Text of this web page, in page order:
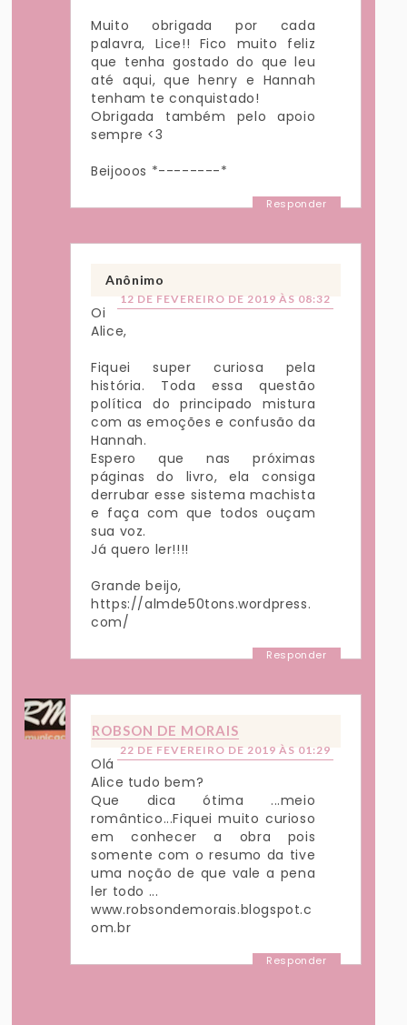
Muito obrigada por cada
palavra, Lice!! Fico muito feliz
que tenha gostado do que leu
até aqui, que henry e Hannah
tenham te conquistado!
Obrigada também pelo apoio
sempre <3
Beijooos *--------*
Responder
Anônimo
12 DE FEVEREIRO DE 2019 ÀS 08:32
Oi
Alice,
Fiquei super curiosa pela
história. Toda essa questão
política do principado mistura
com as emoções e confusão da
Hannah.
Espero que nas próximas
páginas do livro, ela consiga
derrubar esse sistema machista
e faça com que todos ouçam
sua voz.
Já quero ler!!!!
Grande beijo,
https://almde50tons.wordpress.
com/
Responder
ROBSON DE MORAIS
22 DE FEVEREIRO DE 2019 ÀS 01:29
Olá
Alice tudo bem?
Que dica ótima ...meio
romântico...Fiquei muito curioso
em conhecer a obra pois
somente com o resumo da tive
uma noção de que vale a pena
ler todo ...
www.robsondemorais.blogspot.c
om.br
Responder